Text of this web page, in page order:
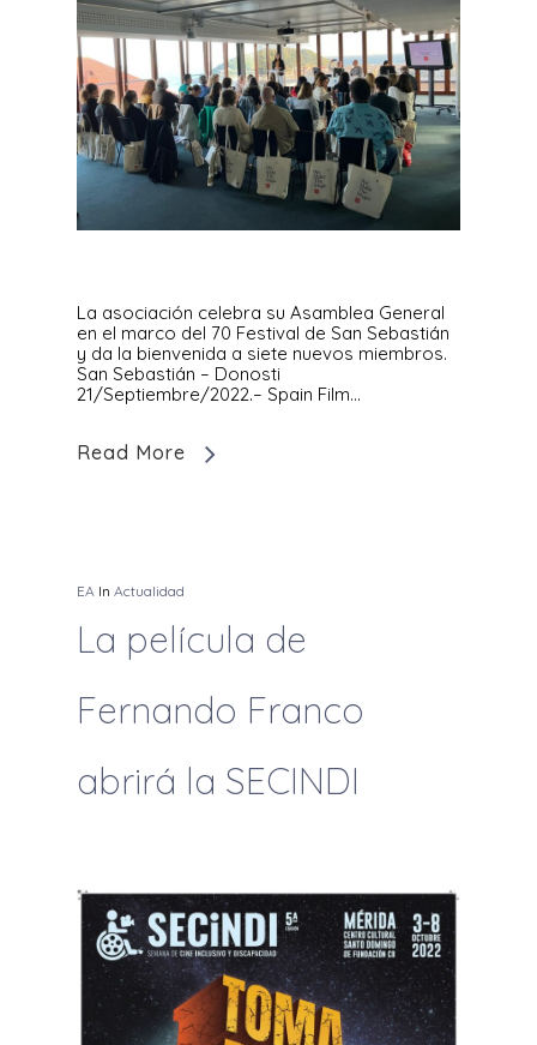
La asociación celebra su Asamblea General
en el marco del 70 Festival de San Sebastián
y da la bienvenida a siete nuevos miembros.
San Sebastián – Donosti
21/Septiembre/2022.– Spain Film…
Read More
EA In Actualidad
La película de
Fernando Franco
abrirá la SECINDI